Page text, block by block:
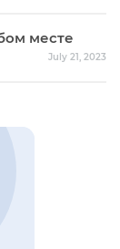
месте
July 21, 2023